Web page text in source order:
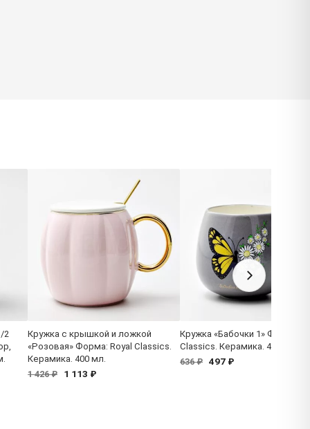
2
Кружка с крышкой и ложкой
«Розовая» Форма: Royal Classics.
Керамика. 400 мл.
1 426 ₽
1 113 ₽
Кружка «Бабочки 1» Форма:
Classics. Керамика. 400 мл.
636 ₽ 497 ₽